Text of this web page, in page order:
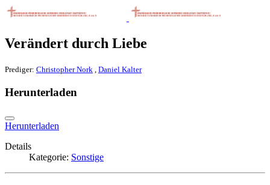
Verändert durch Liebe
Prediger: Christopher Nork Daniel Kalter
Herunterladen
Herunterladen
Details
Kategorie: Sonstige